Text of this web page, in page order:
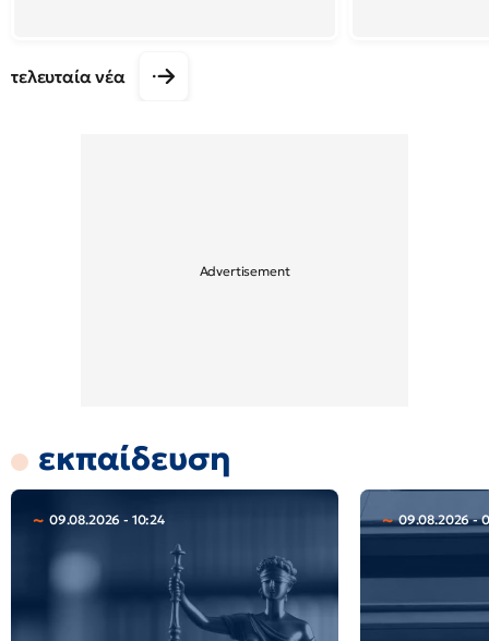
τελευταία νέα
εκπαίδευση
09.08.2026 - 10:24 09.08.2026 -